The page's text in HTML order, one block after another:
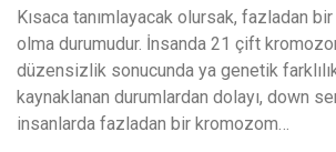
Kısaca tanımlayacak olursak, fazladan
olma durumudur. İnsanda 21 çift
düzensizlik sonucunda ya genetik
kaynaklanan durumlardan dolayı, down
insanlarda fazladan bir kromozom…